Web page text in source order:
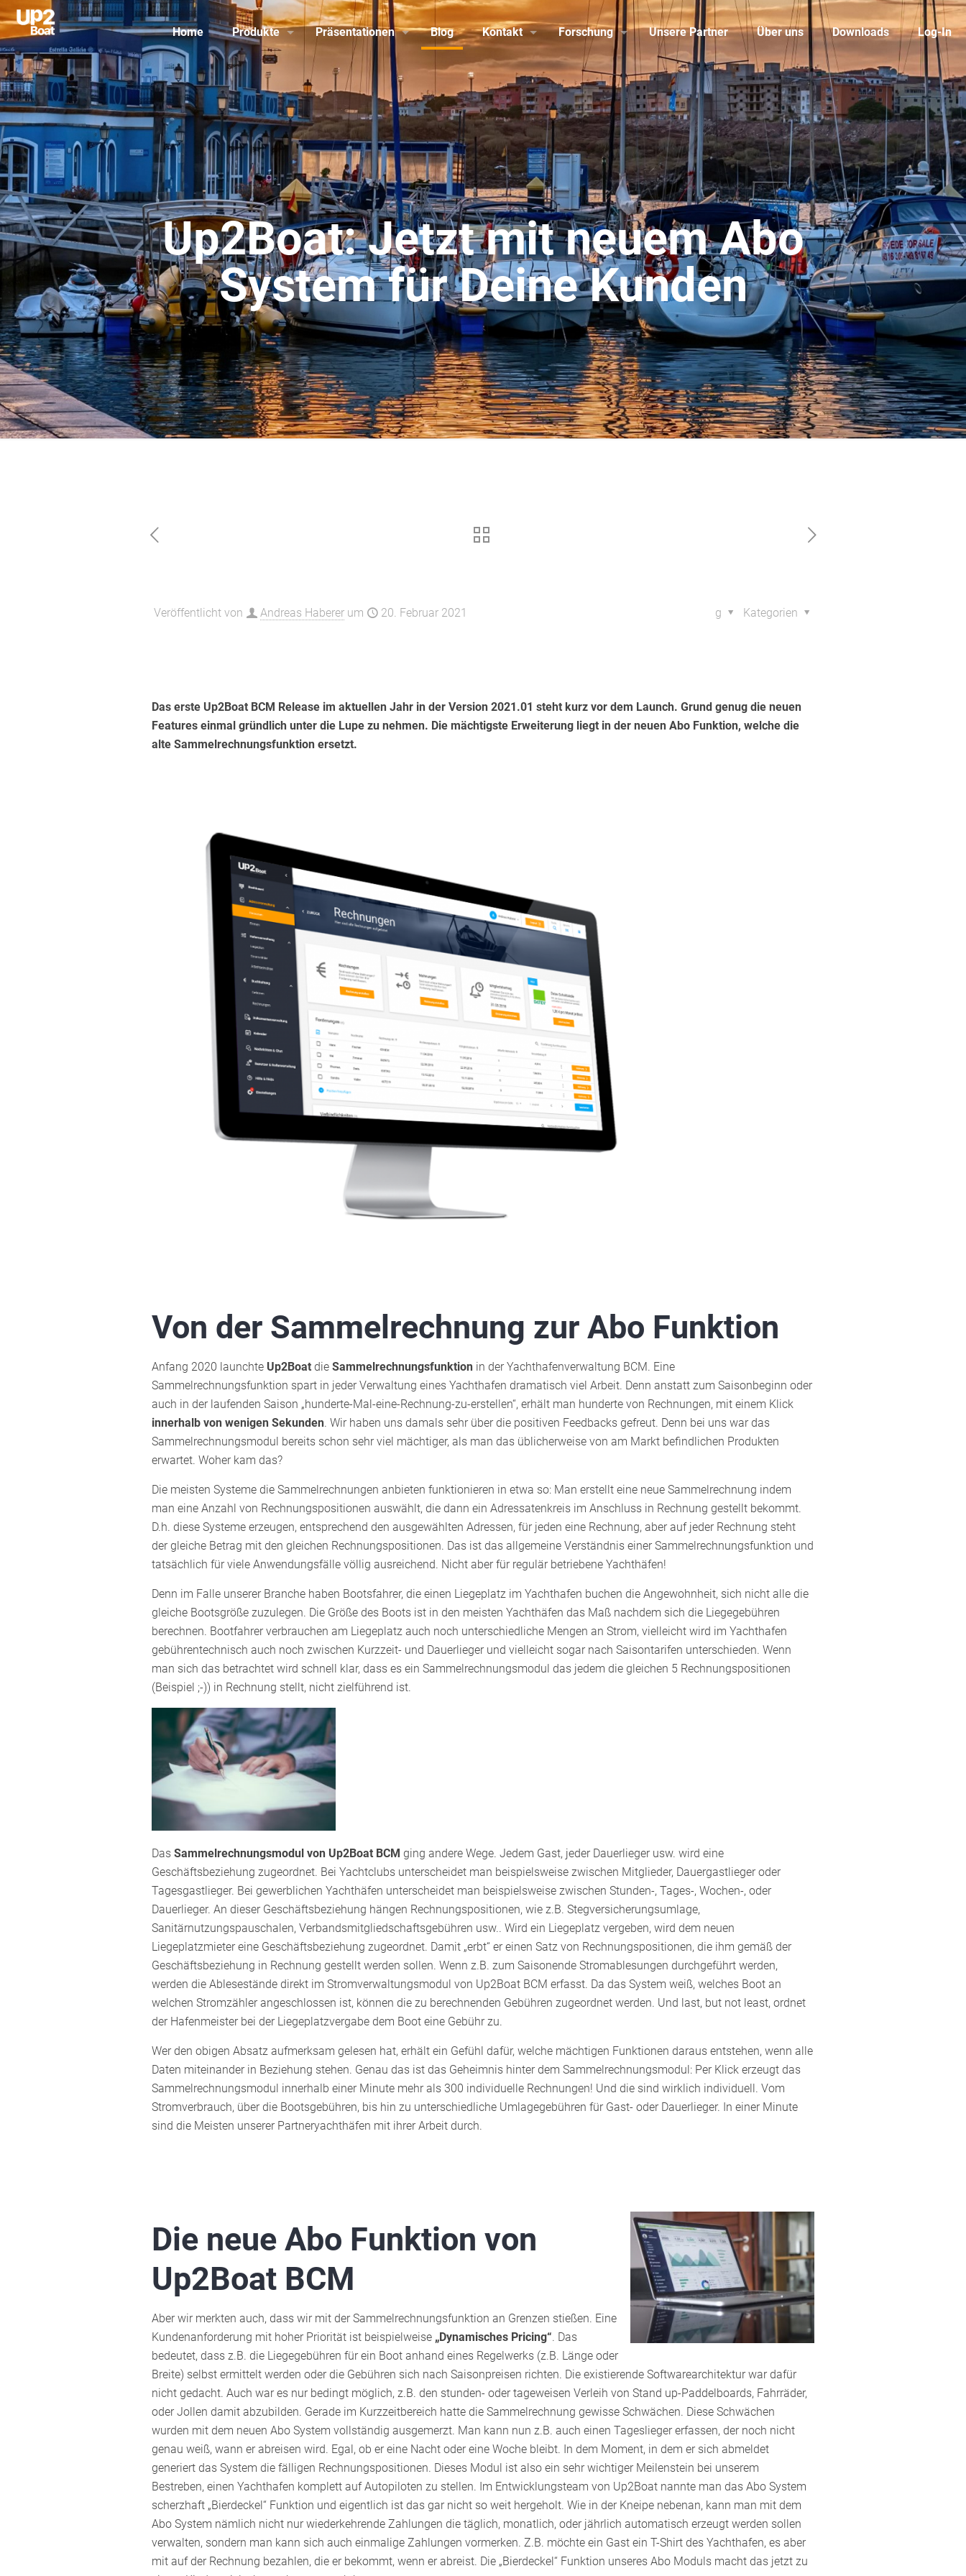
Home Produkte Präsentationen Blog Kontakt Forschung Unsere Partner Über uns Downloads Log-In
Up2Boat: Jetzt mit neuem Abo
System für Deine Kunden
Veröffentlicht von Andreas Haberer um 20. Februar 2021 Kategorien
g
Das erste Up2Boat BCM Release im aktuellen Jahr in der Version 2021.01 steht kurz vor dem Launch. Grund genug die neuen
Features einmal gründlich unter die Lupe zu nehmen. Die mächtigste Erweiterung liegt in der neuen Abo Funktion, welche die
alte Sammelrechnungsfunktion ersetzt.
Von der Sammelrechnung zur Abo Funktion
Anfang 2020 launchte Up2Boat dieSammelrechnungsfunktion in der Yachthafenverwaltung BCM. Eine
Sammelrechnungsfunktion spart in jeder Verwaltung eines Yachthafen dramatisch viel Arbeit. Denn anstatt zum Saisonbeginn oder
auch in der laufenden Saison „hunderte-Mal-eine-Rechnung-zu-erstellen“, erhält man hunderte von Rechnungen, mit einem Klick
innerhalb von wenigen Sekunden. Wir haben uns damals sehr über die positiven Feedbacks gefreut. Denn bei uns war das
Sammelrechnungsmodul bereits schon sehr viel mächtiger, als man das üblicherweise von am Markt befindlichen Produkten
erwartet. Woher kam das?
Die meisten Systeme die Sammelrechnungen anbieten funktionieren in etwa so: Man erstellt eine neue Sammelrechnung indem
man eine Anzahl von Rechnungspositionen auswählt, die dann ein Adressatenkreis im Anschluss in Rechnung gestellt bekommt.
D.h. diese Systeme erzeugen, entsprechend den ausgewählten Adressen, für jeden eine Rechnung, aber auf jeder Rechnung steht
der gleiche Betrag mit den gleichen Rechnungspositionen. Das ist das allgemeine Verständnis einer Sammelrechnungsfunktion und
tatsächlich für viele Anwendungsfälle völlig ausreichend. Nicht aber für regulär betriebene Yachthäfen!
Denn im Falle unserer Branche haben Bootsfahrer, die einen Liegeplatz im Yachthafen buchen die Angewohnheit, sich nicht alle die
gleiche Bootsgröße zuzulegen. Die Größe des Boots ist in den meisten Yachthäfen das Maß nachdem sich die Liegegebühren
berechnen. Bootfahrer verbrauchen am Liegeplatz auch noch unterschiedliche Mengen an Strom, vielleicht wird im Yachthafen
gebührentechnisch auch noch zwischen Kurzzeit- und Dauerlieger und vielleicht sogar nach Saisontarifen unterschieden. Wenn
man sich das betrachtet wird schnell klar, dass es ein Sammelrechnungsmodul das jedem die gleichen 5 Rechnungspositionen
(Beispiel ;-)) in Rechnung stellt, nicht zielführend ist.
DasSammelrechnungsmodul von Up2Boat BCM ging andere Wege. Jedem Gast, jeder Dauerlieger usw. wird eine
Geschäftsbeziehung zugeordnet. Bei Yachtclubs unterscheidet man beispielsweise zwischen Mitglieder, Dauergastlieger oder
Tagesgastlieger. Bei gewerblichen Yachthäfen unterscheidet man beispielsweise zwischen Stunden-, Tages-, Wochen-, oder
Dauerlieger. An dieser Geschäftsbeziehung hängen Rechnungspositionen, wie z.B. Stegversicherungsumlage,
Sanitärnutzungspauschalen, Verbandsmitgliedschaftsgebühren usw.. Wird ein Liegeplatz vergeben, wird dem neuen
Liegeplatzmieter eine Geschäftsbeziehung zugeordnet. Damit „erbt“ er einen Satz von Rechnungspositionen, die ihm gemäß der
Geschäftsbeziehung in Rechnung gestellt werden sollen. Wenn z.B. zum Saisonende Stromablesungen durchgeführt werden,
werden die Ablesestände direkt im Stromverwaltungsmodul von Up2Boat BCM erfasst. Da das System weiß, welches Boot an
welchen Stromzähler angeschlossen ist, können die zu berechnenden Gebühren zugeordnet werden. Und last, but not least, ordnet
der Hafenmeister bei der Liegeplatzvergabe dem Boot eine Gebühr zu.
Wer den obigen Absatz aufmerksam gelesen hat, erhält ein Gefühl dafür, welche mächtigen Funktionen daraus entstehen, wenn alle
Daten miteinander in Beziehung stehen. Genau das ist das Geheimnis hinter dem Sammelrechnungsmodul: Per Klick erzeugt das
Sammelrechnungsmodul innerhalb einer Minute mehr als 300 individuelle Rechnungen! Und die sind wirklich individuell. Vom
Stromverbrauch, über die Bootsgebühren, bis hin zu unterschiedliche Umlagegebühren für Gast- oder Dauerlieger. In einer Minute
sind die Meisten unserer Partneryachthäfen mit ihrer Arbeit durch.
Die neue Abo Funktion von
Up2Boat BCM
Aber wir merkten auch, dass wir mit der Sammelrechnungsfunktion an Grenzen stießen. Eine
Kundenanforderung mit hoher Priorität ist beispielweise „Dynamisches Pricing“. Das
bedeutet, dass z.B. die Liegegebühren für ein Boot anhand eines Regelwerks (z.B. Länge oder
Breite) selbst ermittelt werden oder die Gebühren sich nach Saisonpreisen richten. Die existierende Softwarearchitektur war dafür
nicht gedacht. Auch war es nur bedingt möglich, z.B. den stunden- oder tageweisen Verleih von Stand up-Paddelboards, Fahrräder,
oder Jollen damit abzubilden. Gerade im Kurzzeitbereich hatte die Sammelrechnung gewisse Schwächen. Diese Schwächen
wurden mit dem neuen Abo System vollständig ausgemerzt. Man kann nun z.B. auch einen Tageslieger erfassen, der noch nicht
genau weiß, wann er abreisen wird. Egal, ob er eine Nacht oder eine Woche bleibt. In dem Moment, in dem er sich abmeldet
generiert das System die fälligen Rechnungspositionen. Dieses Modul ist also ein sehr wichtiger Meilenstein bei unserem
Bestreben, einen Yachthafen komplett auf Autopiloten zu stellen. Im Entwicklungsteam von Up2Boat nannte man das Abo System
scherzhaft „Bierdeckel“ Funktion und eigentlich ist das gar nicht so weit hergeholt. Wie in der Kneipe nebenan, kann man mit dem
Abo System nämlich nicht nur wiederkehrende Zahlungen die täglich, monatlich, oder jährlich automatisch erzeugt werden sollen
verwalten, sondern man kann sich auch einmalige Zahlungen vormerken. Z.B. möchte ein Gast ein T-Shirt des Yachthafen, es aber
mit auf der Rechnung bezahlen, die er bekommt, wenn er abreist. Die „Bierdeckel“ Funktion unseres Abo Moduls macht das jetzt zu